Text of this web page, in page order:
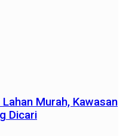
Murah, Kawasan
Dicari